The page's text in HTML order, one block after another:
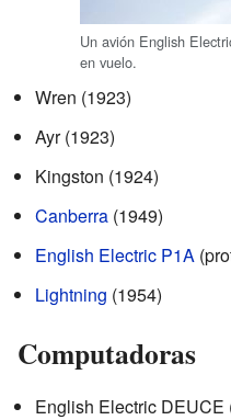
Un avión English
en vuelo.
Wren (1923)
Ayr (1923)
Kingston (1924)
Canberra (1949)
English Electric P1A
Lightning (1954)
Computadoras
English Electric DEUCE